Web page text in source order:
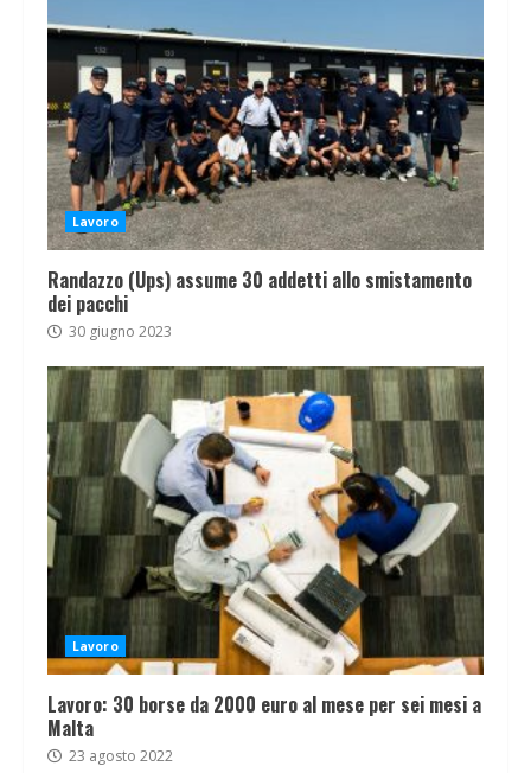
Lavoro
Randazzo (Ups) assume 30 addetti allo smistamento
dei pacchi
30 giugno 2023
Lavoro
Lavoro: 30 borse da 2000 euro al mese per sei mesi a
Malta
23 agosto 2022